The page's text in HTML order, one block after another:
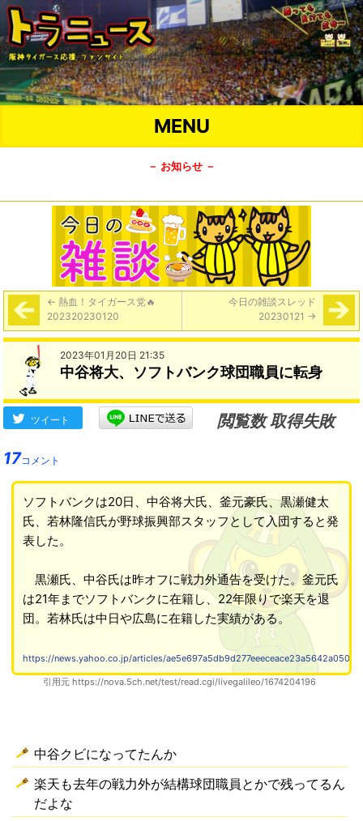
MENU
－ お知らせ －
← 熱血！タイガース党🔥
202320230120
今日の雑談スレッド
20230121 →
2023年01月20日 21:35
中谷将大、ソフトバンク球団職員に転身
ツイート
閲覧数 取得失敗
17コメント
ソフトバンクは20日、中谷将大氏、釜元豪氏、黒瀬健太
氏、若林隆信氏が野球振興部スタッフとして入団すると発
表した。
黒瀬氏、中谷氏は昨オフに戦力外通告を受けた。釜元氏
は21年までソフトバンクに在籍し、22年限りで楽天を退
団。若林氏は中日や広島に在籍した実績がある。
https://news.yahoo.co.jp/articles/
引用元 https://nova.5ch.net/test/read.cgi/livegalileo/1674204196
中谷クビになってたんか
楽天も去年の戦力外が結構球団職員とかで残ってるん
だよな